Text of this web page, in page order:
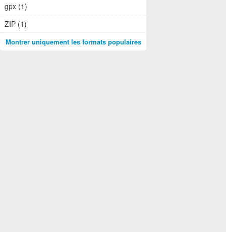
gpx (1)
ZIP (1)
Montrer uniquement les formats populaires